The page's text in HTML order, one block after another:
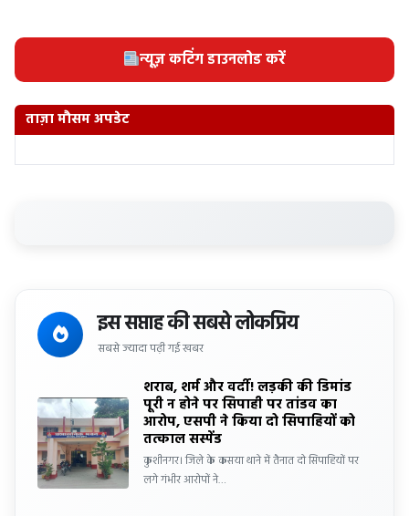
न्यूज़ कटिंग डाउनलोड करें
ताज़ा मौसम अपडेट
इस सप्ताह की सबसे लोकप्रिय
सबसे ज्यादा पढ़ी गई खबर
शराब, शर्म और वर्दी! लड़की की डिमांड
पूरी न होने पर सिपाही पर तांडव का
आरोप, एसपी ने किया दो सिपाहियों को
तत्काल सस्पेंड
कुशीनगर। जिले के कसया थाने में तैनात दो सिपाहियों पर
लगे गंभीर आरोपों ने…